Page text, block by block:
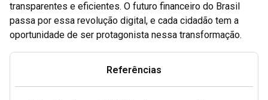
transparentes e eficientes. O futuro financeiro do Brasil
passa por essa revolução digital, e cada cidadão tem a
oportunidade de ser protagonista nessa transformação.
Referências